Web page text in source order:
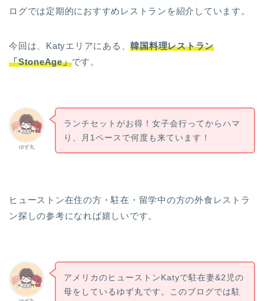
ログでは定期的におすすめレストランを紹介しています。
今回は、Katyエリアにある、韓国料理レストラン
「StoneAge」です。
ゆず丸
ランチセットがお得！女子会行ってからハマ
り、月1ペースで何度も来ています！
ヒューストン在住の方・駐在・留学中の方の外食レストラ
ン探しの参考になれば嬉しいです。
アメリカのヒューストンKatyで駐在妻&2児の
母をしているゆず丸です。このブログでは駐